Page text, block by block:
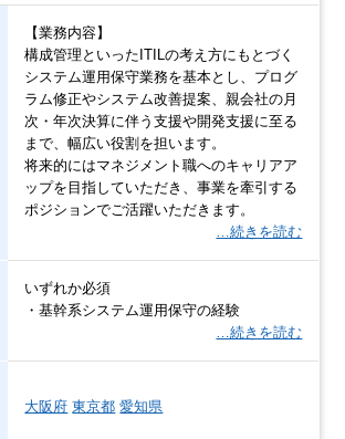
【業務内容】
構成管理といったITILの考え方にもとづく
システム運用保守業務を基本とし、プログ
ラム修正やシステム改善提案、親会社の月
次・年次決算に伴う支援や開発支援に至る
まで、幅広い役割を担います。
将来的にはマネジメント職へのキャリアア
ップを目指していただき、事業を牽引する
ポジションでご活躍いただきます。
…続きを読む
いずれか必須
・基幹系システム運用保守の経験
…続きを読む
大阪府 東京都 愛知県